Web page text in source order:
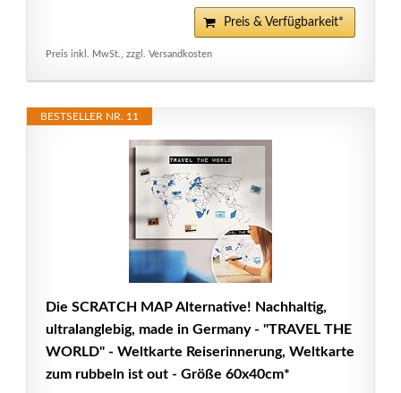
Preis & Verfügbarkeit*
Preis inkl. MwSt., zzgl. Versandkosten
BESTSELLER NR. 11
Die SCRATCH MAP Alternative! Nachhaltig,
ultralanglebig, made in Germany - "TRAVEL THE
WORLD" - Weltkarte Reiserinnerung, Weltkarte
zum rubbeln ist out - Größe 60x40cm*